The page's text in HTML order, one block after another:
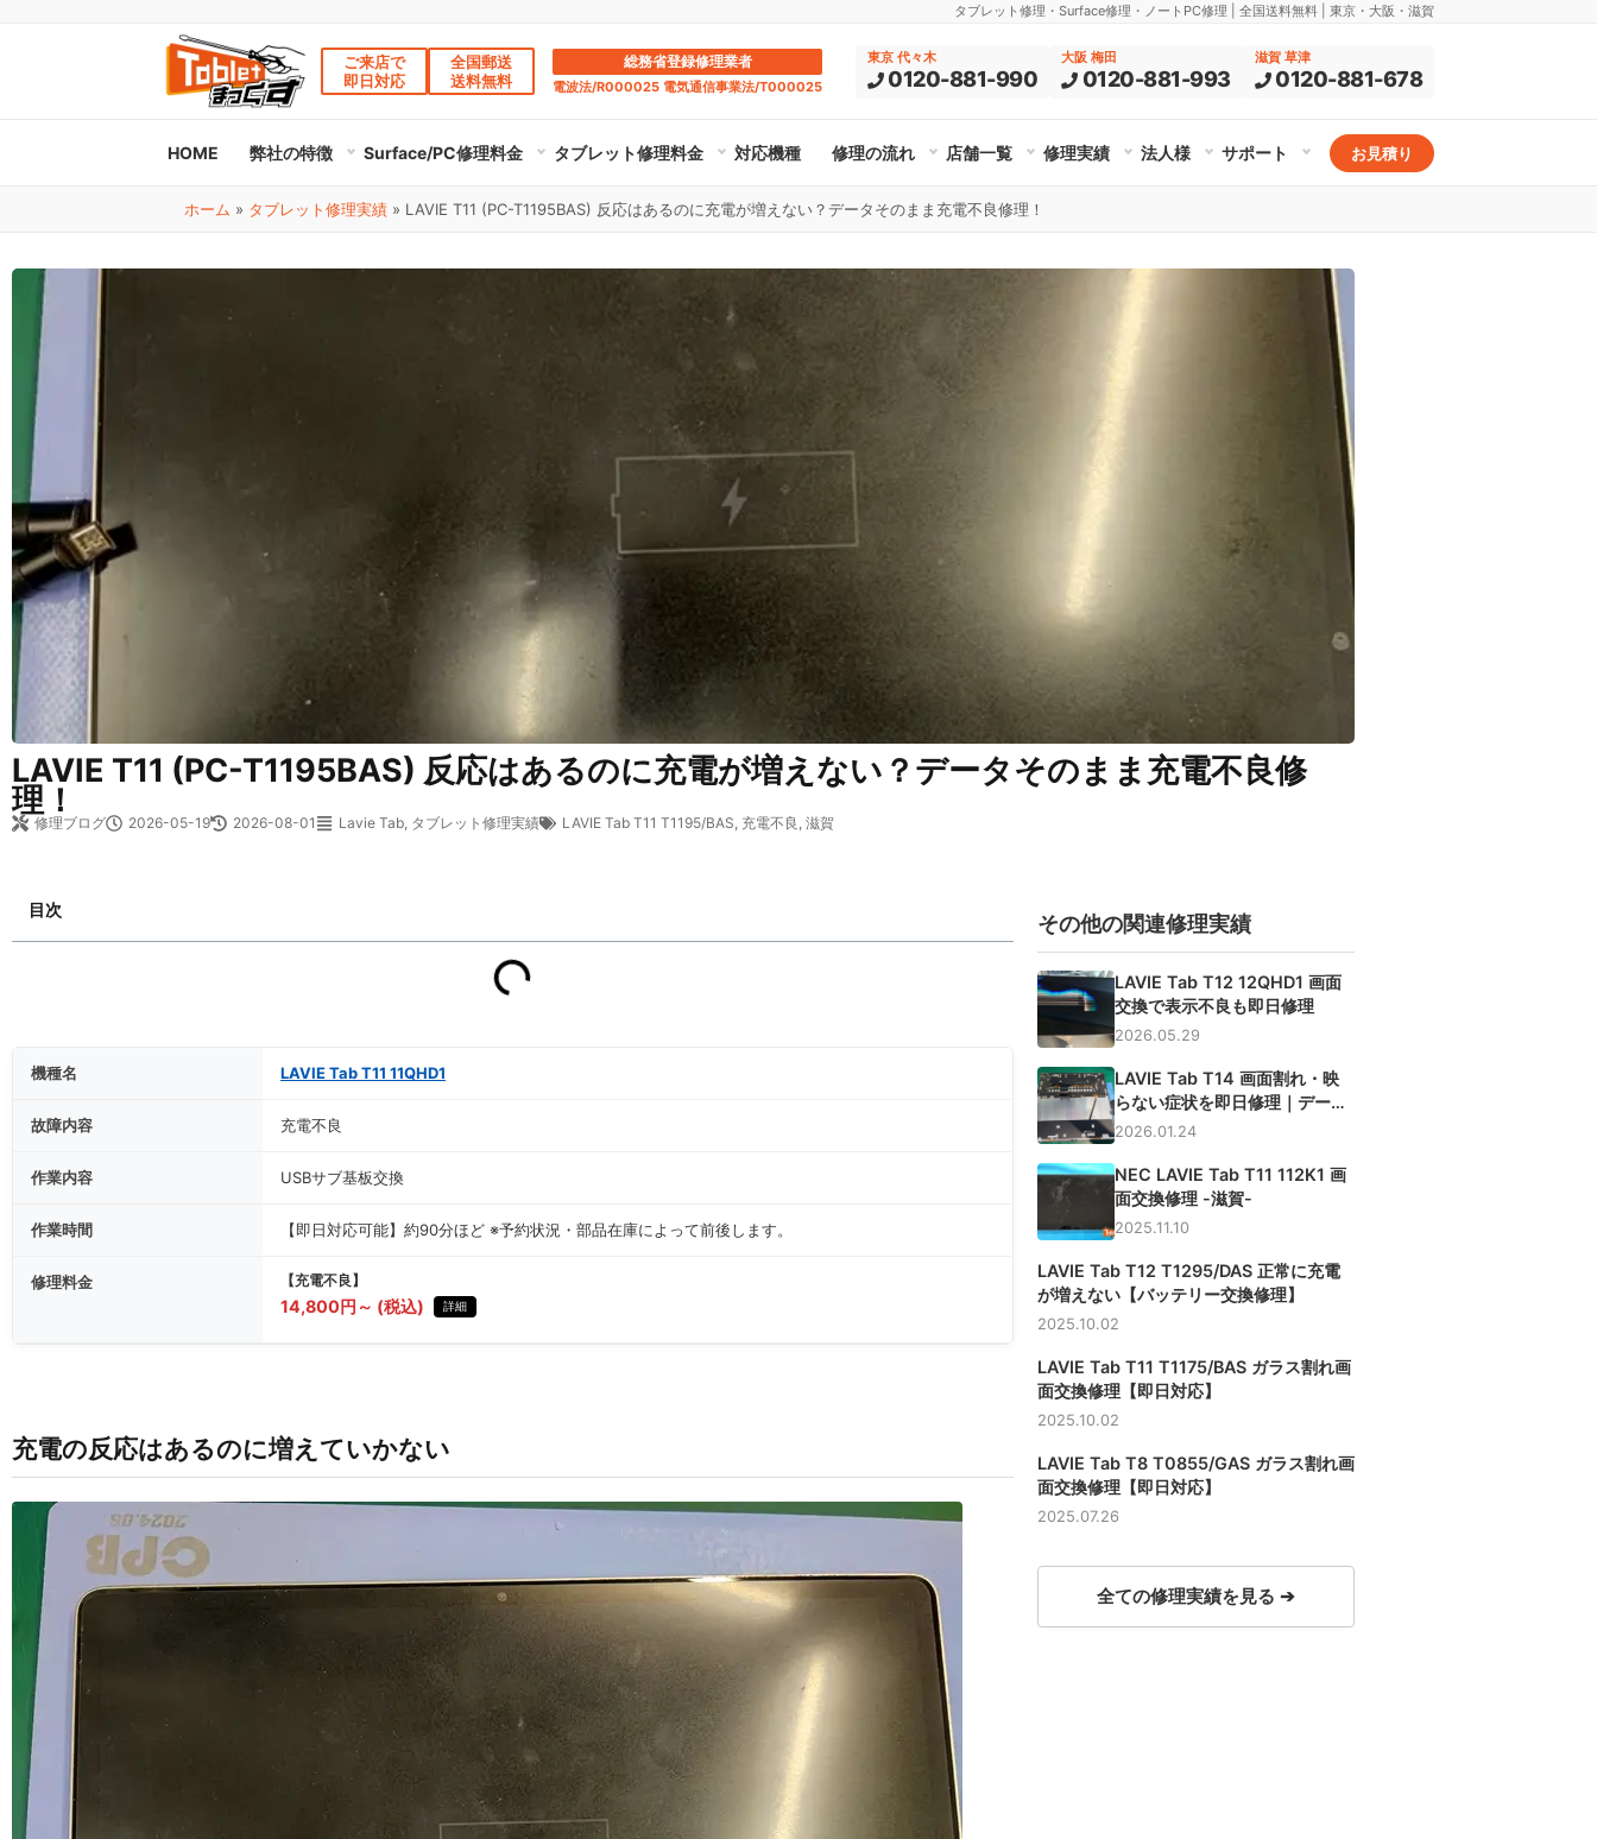
タブレット修理・Surface修理・ノートPC修理 | 全国送料無料 | 東京・大阪・滋賀
ご来店で
即日対応
全国郵送
送料無料
総務省登録修理業者
電波法/R000025 電気通信事業法/T000025
東京 代々木
0120-881-990
大阪 梅田
0120-881-993
滋賀 草津
0120-881-678
HOME 弊社の特徴 Surface/PC修理料金 タブレット修理料金 対応機種 修理の流れ 店舗一覧 修理実績 法人様 サポート お見積り
ホーム » タブレット修理実績 » LAVIE T11 (PC-T1195BAS) 反応はあるのに充電が増えない？データそのまま充電不良修理！
LAVIE T11 (PC-T1195BAS) 反応はあるのに充電が増えない？データそのまま充電不良修
理！
修理ブログ 2026-05-19 2026-08-01 Lavie Tab, タブレット修理実績 LAVIE Tab T11 T1195/BAS, 充電不良 , 滋賀
目次
機種名 LAVIE Tab T11 11QHD1
故障内容 充電不良
作業内容 USBサブ基板交換
作業時間 【即日対応可能】約90分ほど ※予約状況・部品在庫によって前後します。
修理料金 【充電不良】
14,800円～ (税込) 詳細
充電の反応はあるのに増えていかない
その他の関連修理実績
LAVIE Tab T12 12QHD1 画面
交換で表示不良も即日修理
2026.05.29
LAVIE Tab T14 画面割れ・映
らない症状を即日修理｜データ
そのまま
2026.01.24
NEC LAVIE Tab T11 112K1 画
面交換修理 -滋賀-
2025.11.10
LAVIE Tab T12 T1295/DAS 正常に充電
が増えない【バッテリー交換修理】
2025.10.02
LAVIE Tab T11 T1175/BAS ガラス割れ画
面交換修理【即日対応】
2025.10.02
LAVIE Tab T8 T0855/GAS ガラス割れ画
面交換修理【即日対応】
2025.07.26
全ての修理実績を見る ➔